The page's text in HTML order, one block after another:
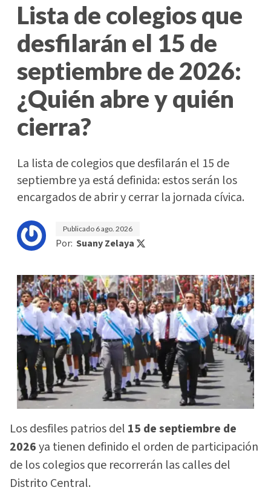
Lista de colegios que
desfilarán el 15 de
septiembre de 2026:
¿Quién abre y quién
cierra?
La lista de colegios que desfilarán el 15 de
septiembre ya está definida: estos serán los
encargados de abrir y cerrar la jornada cívica.
Publicado 6 ago. 2026
Por: Suany Zelaya
Los desfiles patrios del 15 de septiembre de
2026ya tienen definido el orden de participación
de los colegios que recorrerán las calles del
Distrito Central.